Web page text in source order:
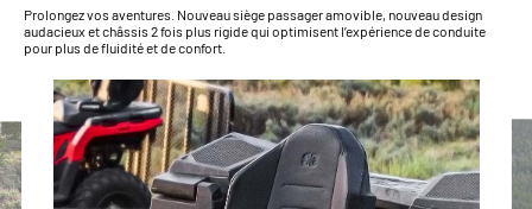
Prolongez vos aventures. Nouveau siège passager amovible, nouveau design
audacieux et châssis 2 fois plus rigide qui optimisent l’expérience de conduite
pour plus de fluidité et de confort.